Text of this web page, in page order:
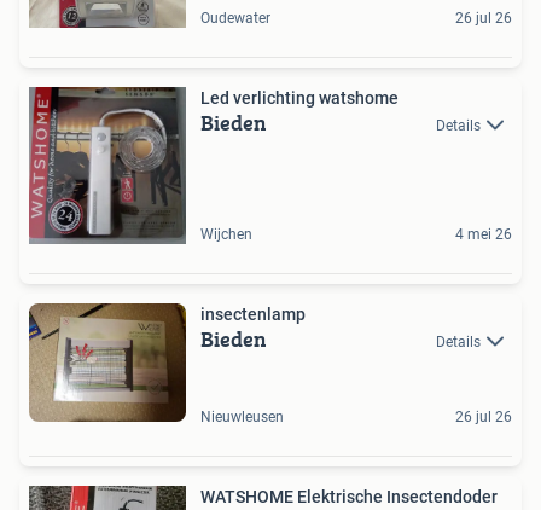
Oudewater 26 jul 26
Led verlichting watshome
Bieden Details
Wijchen 4 mei 26
insectenlamp
Bieden Details
Nieuwleusen 26 jul 26
WATSHOME Elektrische Insectendoder